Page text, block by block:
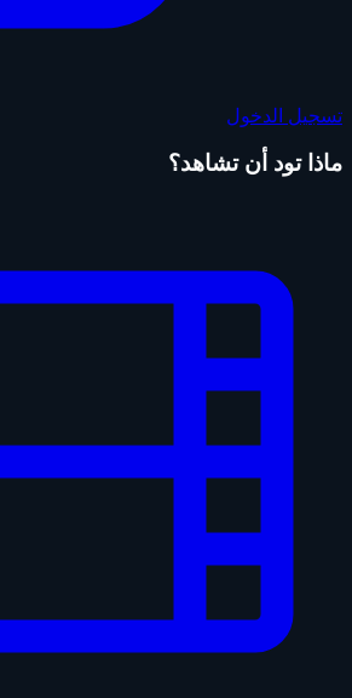
تسجيل الدخول
ماذا تود أن تشاهد؟